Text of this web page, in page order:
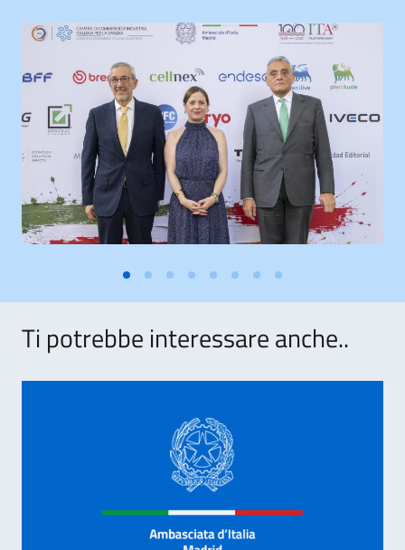
Ti potrebbe interessare anche..